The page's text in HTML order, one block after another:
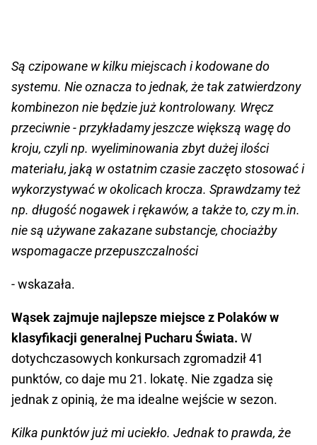
Są czipowane w kilku miejscach i kodowane do
systemu. Nie oznacza to jednak, że tak zatwierdzony
kombinezon nie będzie już kontrolowany. Wręcz
przeciwnie - przykładamy jeszcze większą wagę do
kroju, czyli np. wyeliminowania zbyt dużej ilości
materiału, jaką w ostatnim czasie zaczęto stosować i
wykorzystywać w okolicach krocza. Sprawdzamy też
np. długość nogawek i rękawów, a także to, czy m.in.
nie są używane zakazane substancje, chociażby
wspomagacze przepuszczalności
- wskazała.
Wąsek zajmuje najlepsze miejsce z Polaków w
klasyfikacji generalnej Pucharu Świata. W
dotychczasowych konkursach zgromadził 41
punktów, co daje mu 21. lokatę. Nie zgadza się
jednak z opinią, że ma idealne wejście w sezon.
Kilka punktów już mi uciekło. Jednak to prawda, że